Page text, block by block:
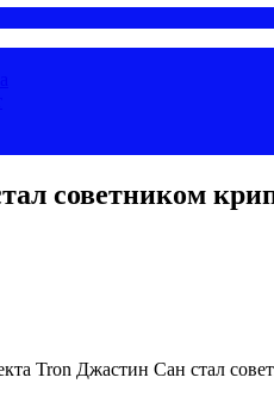
советником
Tron Джастин Сан стал